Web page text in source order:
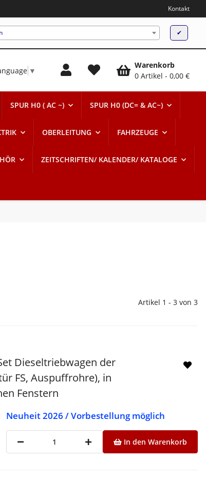
Kontakt
✔
▼
SPUR H0 ( AC ~) SPUR H0 (DC= & AC~)
OBERLEITUNG FAHRZEUGE
ZEITSCHRIFTEN/ KALENDER/ KATALOGE
Warenkorb
0 Artikel
0,00 €
Artikel 1 - 3 von 3
Dieseltriebwagen der
FS, Auspuffrohre), in
Fenstern
Neuheit 2026 / Vorbestellung möglich
In den Warenkorb